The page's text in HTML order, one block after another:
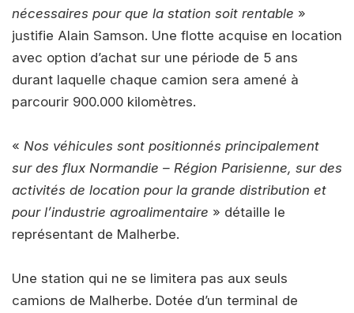
nécessaires pour que la station soit rentable »
justifie Alain Samson. Une flotte acquise en location
avec option d’achat sur une période de 5 ans
durant laquelle chaque camion sera amené à
parcourir 900.000 kilomètres.
« Nos véhicules sont positionnés principalement
sur des flux Normandie – Région Parisienne, sur des
activités de location pour la grande distribution et
pour l’industrie agroalimentaire » détaille le
représentant de Malherbe.
Une station qui ne se limitera pas aux seuls
camions de Malherbe. Dotée d’un terminal de